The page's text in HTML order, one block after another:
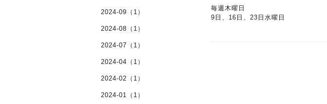
毎週木曜日
9日、16日、23日水曜日
2024-09（1）
2024-08（1）
2024-07（1）
2024-04（1）
2024-02（1）
2024-01（1）